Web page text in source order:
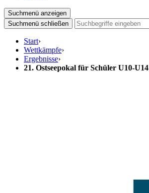
Suchmenü anzeigen
Suchmenü schließen
Start›
Wettkämpfe›
Ergebnisse›
21. Ostseepokal für Schüler U10-U14